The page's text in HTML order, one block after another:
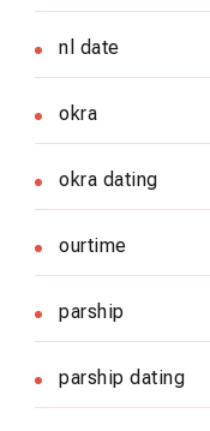
nl date
okra
okra dating
ourtime
parship
parship dating